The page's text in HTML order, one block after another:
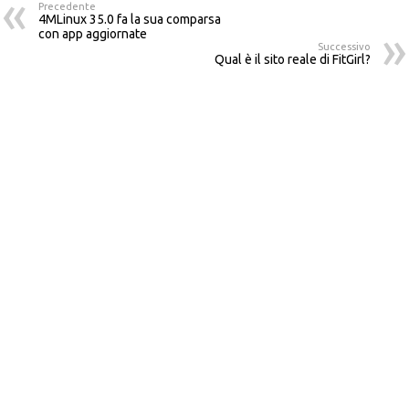
Precedente
4MLinux 35.0 fa la sua comparsa
con app aggiornate
Successivo
Qual è il sito reale di FitGirl?